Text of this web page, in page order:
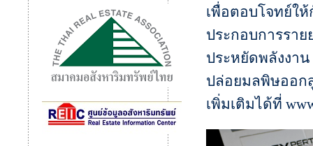
เพื่อตอบโจทย์ใ
ประกอบการรา
ประหยัดพลังงา
ปล่อยมลพิษออก
เพิ่มเติมได้ที่